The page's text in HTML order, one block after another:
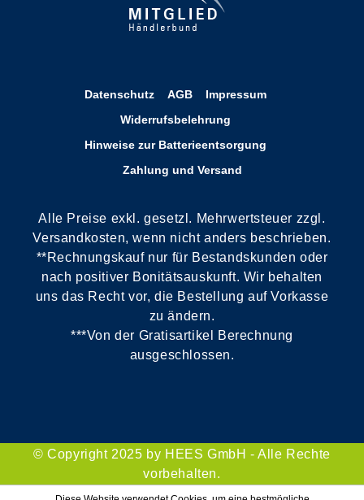
Datenschutz AGB
Impressum
Widerrufsbelehrung
Hinweise zur Batterieentsorgung
Zahlung und Versand
Alle Preise exkl. gesetzl. Mehrwertsteuer zzgl.
Versandkosten, wenn nicht anders beschrieben.
**Rechnungskauf nur für Bestandskunden oder
nach positiver Bonitätsauskunft. Wir behalten
uns das Recht vor, die Bestellung auf Vorkasse
zu ändern.
***Von der Gratisartikel Berechnung
ausgeschlossen.
© Copyright 2025 by HEES GmbH - Alle Rechte
vorbehalten.